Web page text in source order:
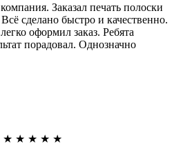
Заказал печать полоски
сделано быстро и качественно.
оформил заказ. Ребята
порадовал. Однозначно
★ ★ ★ ★ ★